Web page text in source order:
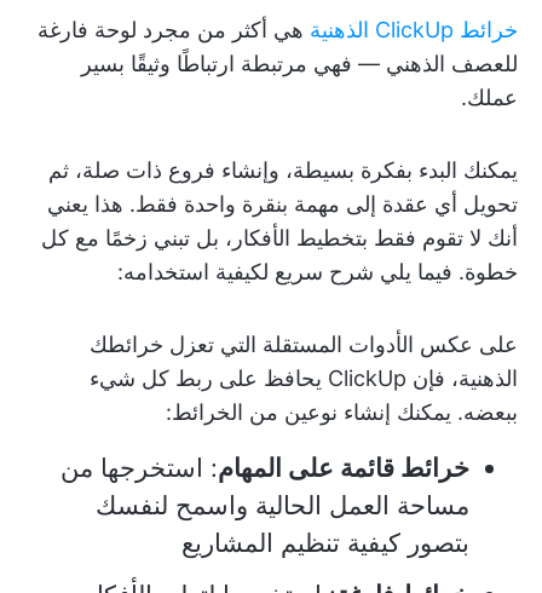
خرائط ClickUp الذهنية
هي أكثر من مجرد لوحة فارغة
للعصف الذهني — فهي مرتبطة ارتباطًا وثيقًا بسير
عملك.
يمكنك البدء بفكرة بسيطة، وإنشاء فروع ذات صلة، ثم
تحويل أي عقدة إلى مهمة بنقرة واحدة فقط. هذا يعني
أنك لا تقوم فقط بتخطيط الأفكار، بل تبني زخمًا مع كل
خطوة. فيما يلي شرح سريع لكيفية استخدامه:
على عكس الأدوات المستقلة التي تعزل خرائطك
الذهنية، فإن ClickUp يحافظ على ربط كل شيء
ببعضه. يمكنك إنشاء نوعين من الخرائط:
خرائط قائمة على المهام: استخرجها من
مساحة العمل الحالية واسمح لنفسك
بتصور كيفية تنظيم المشاريع